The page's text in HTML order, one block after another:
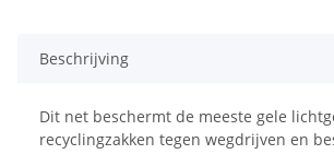
Beschrijving
Dit net beschermt de meeste gele
recyclingzakken tegen wegdrijven en